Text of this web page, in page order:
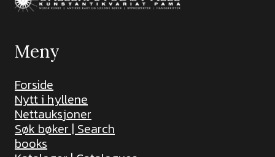
Meny
Forside
Nytt i hyllene
Nettauksjoner
Søk bøker | Search
books